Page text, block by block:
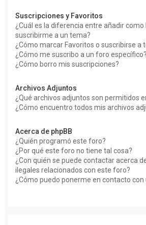
Suscripciones y Favoritos
¿Cuál es la diferencia entre añadir como
suscribirme a un tema?
¿Cómo marcar Favoritos o suscribirse a
¿Cómo me suscribo a un foro específico?
¿Cómo borro mis suscripciones?
Archivos Adjuntos
¿Qué archivos adjuntos son permitidos
¿Cómo encuentro todos mis archivos
Acerca de phpBB
¿Quién programó este foro?
¿Por qué este foro no tiene tal cosa?
¿Con quién se puede contactar acerca
ilegales relacionados con este foro?
¿Cómo puedo ponerme en contacto